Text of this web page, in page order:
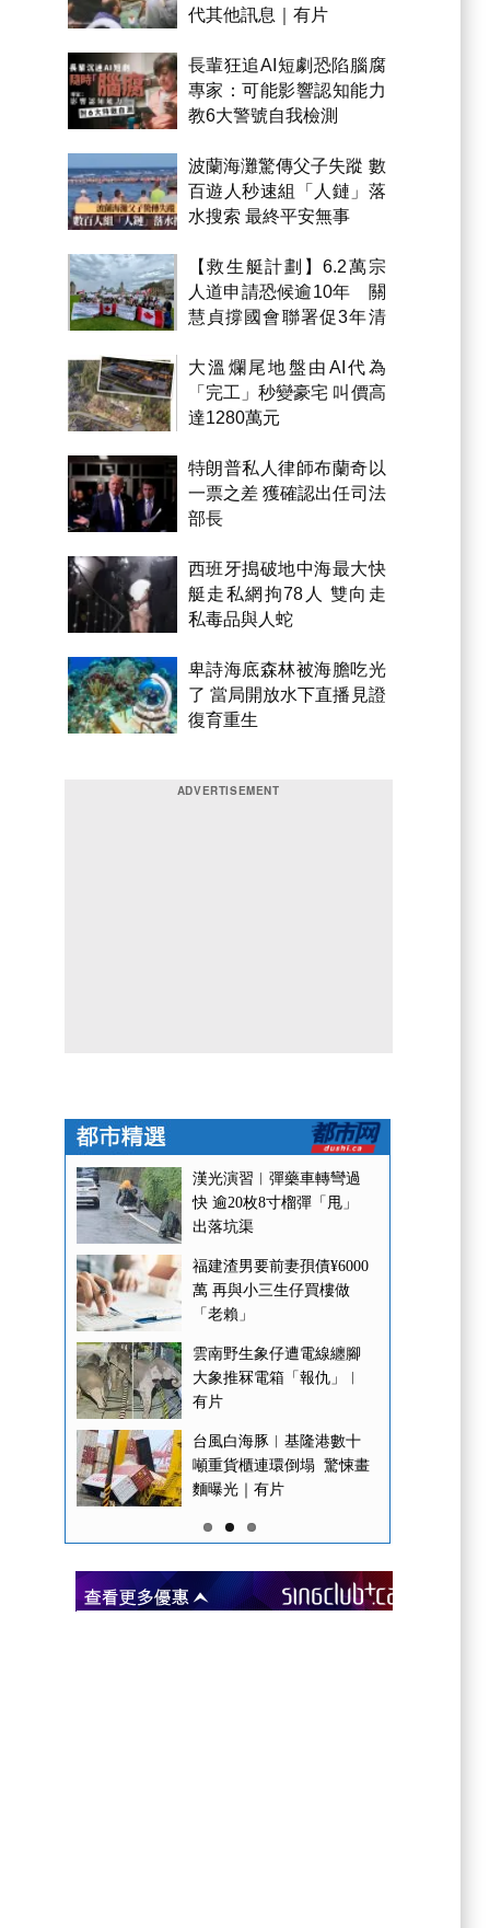
代其他訊息｜有片
長輩狂追AI短劇恐陷腦腐
專家：可能影響認知能力
教6大警號自我檢測
波蘭海灘驚傳父子失蹤 數
百遊人秒速組「人鏈」落
水搜索 最終平安無事
【救生艇計劃】6.2萬宗
人道申請恐候逾10年 關
慧貞撐國會聯署促3年清
大溫爛尾地盤由AI代為
「完工」秒變豪宅 叫價高
達1280萬元
特朗普私人律師布蘭奇以
一票之差 獲確認出任司法
部長
西班牙搗破地中海最大快
艇走私網拘78人 雙向走
私毒品與人蛇
卑詩海底森林被海膽吃光
了 當局開放水下直播見證
復育重生